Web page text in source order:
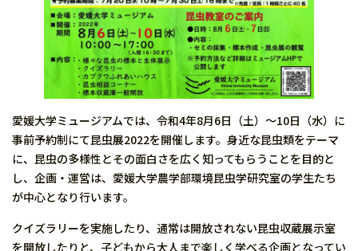
愛媛大学ミュージアムでは、令和4年8月6日（土）～10日（水）に
事前予約制にて昆虫展2022を開催します。身近な昆虫類をテーマ
に、昆虫の多様性とその面白さを広く知ってもらうことを目的と
し、企画・運営は、愛媛大学農学部環境昆虫学研究室の学生たち
が中心となり行います。
クイズラリーを実施したり、通常は開放されない昆虫収蔵展示室
を開放したりと、子どもから大人まで楽しく学べる企画となってい